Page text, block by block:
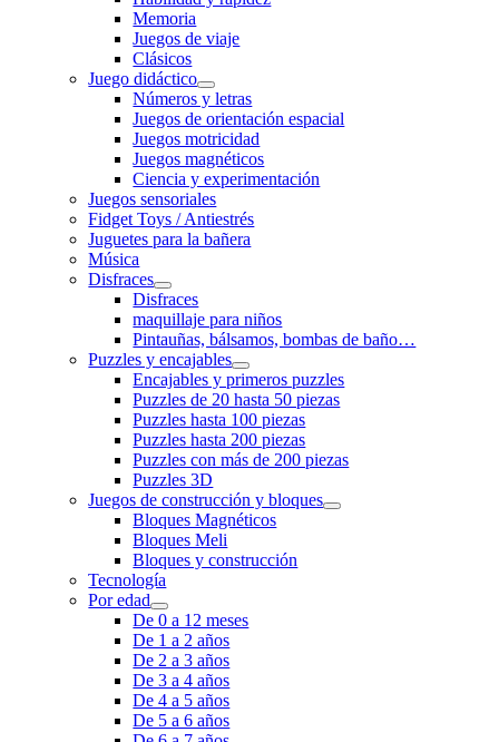
Memoria
Juegos de viaje
Clásicos
Juego didáctico
Números y letras
Juegos de orientación espacial
Juegos motricidad
Juegos magnéticos
Ciencia y experimentación
Juegos sensoriales
Fidget Toys / Antiestrés
Juguetes para la bañera
Música
Disfraces
Disfraces
maquillaje para niños
Pintauñas, bálsamos, bombas de baño…
Puzzles y encajables
Encajables y primeros puzzles
Puzzles de 20 hasta 50 piezas
Puzzles hasta 100 piezas
Puzzles hasta 200 piezas
Puzzles con más de 200 piezas
Puzzles 3D
Juegos de construcción y bloques
Bloques Magnéticos
Bloques Meli
Bloques y construcción
Tecnología
Por edad
De 0 a 12 meses
De 1 a 2 años
De 2 a 3 años
De 3 a 4 años
De 4 a 5 años
De 5 a 6 años